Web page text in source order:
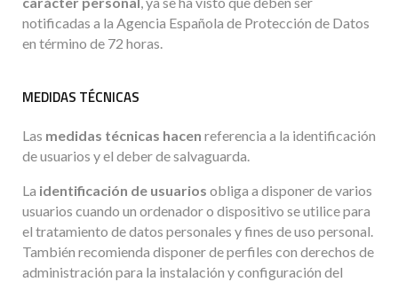
notificadas a la Agencia Española de Protección de Datos
en término de 72 horas.
MEDIDAS TÉCNICAS
Las medidas técnicas hacen referencia a la identificación
de usuarios y el deber de salvaguarda.
La identificación de usuarios obliga a disponer de varios
usuarios cuando un ordenador o dispositivo se utilice para
el tratamiento de datos personales y fines de uso personal.
También recomienda disponer de perfiles con derechos de
administración para la instalación y configuración del